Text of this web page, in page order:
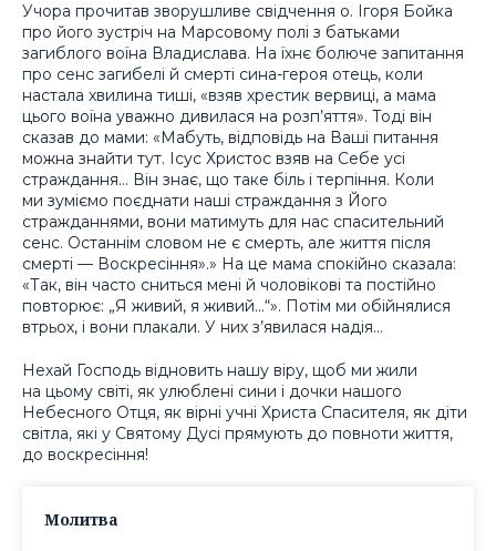
Учора прочитав зворушливе свідчення о. Ігоря Бойка
про його зустріч на Марсовому полі з батьками
загиблого воїна Владислава. На їхнє болюче запитання
про сенс загибелі й смерті сина-героя отець, коли
настала хвилина тиші, «взяв хрестик вервиці, а мама
цього воїна уважно дивилася на розп’яття». Тоді він
сказав до мами: «Мабуть, відповідь на Ваші питання
можна знайти тут. Ісус Христос взяв на Себе усі
страждання… Він знає, що таке біль і терпіння. Коли
ми зуміємо поєднати наші страждання з Його
стражданнями, вони матимуть для нас спасительний
сенс. Останнім словом не є смерть, але життя після
смерті — Воскресіння».» На це мама спокійно сказала:
«Так, він часто сниться мені й чоловікові та постійно
повторює: „Я живий, я живий…“». Потім ми обійнялися
втрьох, і вони плакали. У них з’явилася надія…
Нехай Господь відновить нашу віру, щоб ми жили
на цьому світі, як улюблені сини і дочки нашого
Небесного Отця, як вірні учні Христа Спасителя, як діти
світла, які у Святому Дусі прямують до повноти життя,
до воскресіння!
Молитва